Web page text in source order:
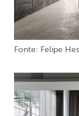
Fonte: Felipe